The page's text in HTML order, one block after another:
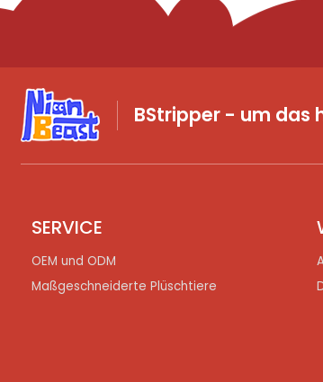
BStripper - um das
SERVICE
OEM und ODM
Maßgeschneiderte Plüschtiere